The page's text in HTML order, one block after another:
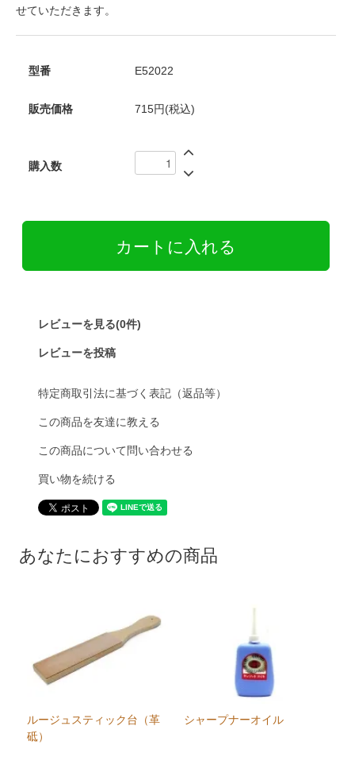
せていただきます。
型番 E52022
販売価格 715円(税込)
購入数
レビューを見る(0件)
レビューを投稿
特定商取引法に基づく表記（返品等）
この商品を友達に教える
この商品について問い合わせる
買い物を続ける
あなたにおすすめの商品
ルージュスティック台（革
砥）
シャープナーオイル